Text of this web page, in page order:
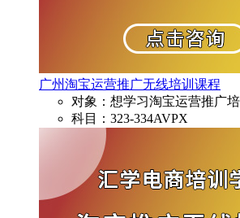
广州淘宝运营推广无线培训课程
对象：想学习淘宝运营推广
科目：323-334AVPX